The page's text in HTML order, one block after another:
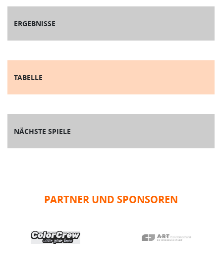
ERGEBNISSE
TABELLE
NÄCHSTE SPIELE
PARTNER UND SPONSOREN